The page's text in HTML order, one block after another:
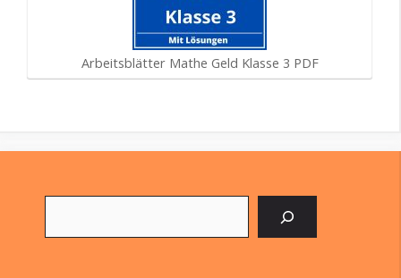
Arbeitsblätter Mathe Geld Klasse 3 PDF